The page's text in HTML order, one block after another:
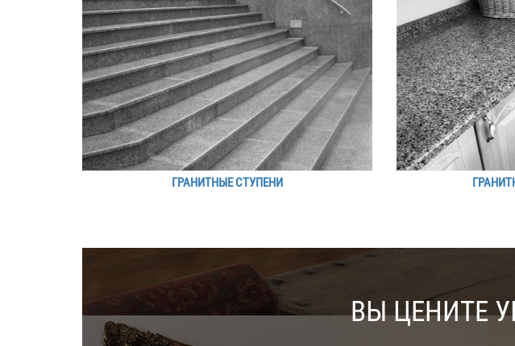
ГРАНИТНЫЕ СТУПЕНИ
ВЫ ЦЕНИТЕ